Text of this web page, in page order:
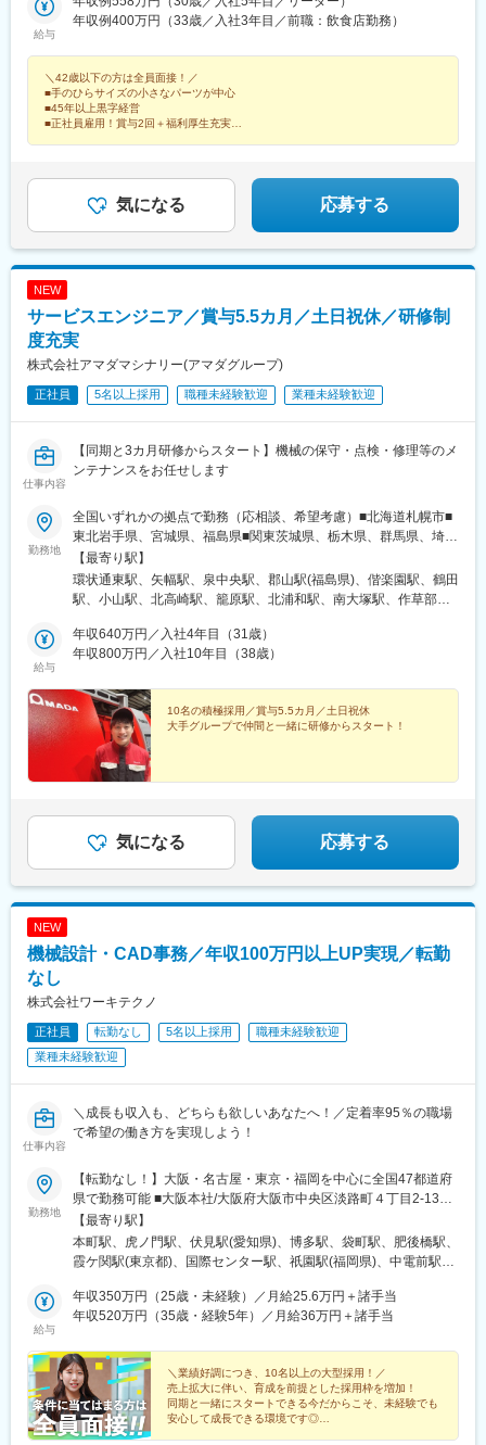
／伊丹市／宝塚市／神戸市／加古川市／明石市／小野市／三木市
阪狭山市／東大阪市▼島根出雲市／雲南市／松江市／安来市▼鳥
取鳥取市／倉吉市▼岡山岡山市／倉敷市／総社市／浅口市／玉野
市／赤磐市▼広島広島市／東広島市／三原市／安芸郡／呉市▼香
川三豊市／高松市／坂出市／木田郡▼愛媛新居浜市／今治市／西
神埼市
駅、高速神戸駅、林崎松江海岸駅、葉多駅、姫路駅、岡山駅前
駅、電鉄出雲市駅、西条駅(広島県)、新山口駅、川之江駅、櫛原
沢文庫駅、杉田駅(神奈川県)、弥生台駅、山手駅、本郷台駅、戸部
駅、山吹駅、伊那北駅、宮木駅、鳴海駅、笠寺駅、稲永駅、高畑
駅、熱田神宮西駅、瑞穂運動場西駅、塩釜口駅、上社駅、覚王山
駅、御器所駅、中村公園駅、明石駅、滝の茶屋駅、妙法寺駅(兵庫
公園駅、嵐電天神川駅、並河駅、八木駅、上道駅(岡山県)、柳川
駅、備前西市駅、東山・おかでんミュージアム駅、可部駅、今池
駅(福岡県)、スペースワールド駅、九州工大前駅、旦過駅、新富町
埠頭駅、湊川駅、西川緑道公園駅、河戸帆待川駅、桜橋駅(富山
県)、新大阪駅、ハーバーランド駅、西横浜駅、高速長田駅、六甲
駅、医療センター駅、城下駅(岡山県)
給与
年収例400万円（33歳／入社3年目／前職：飲食店勤務）
＼42歳以下の方は全員面接！／
■手のひらサイズの小さなパーツが中心
■45年以上黒字経営
■正社員雇用！賞与2回＋福利厚生充実
気になる 応募する
NEW
サービスエンジニア／賞与5.5カ月／土日祝休／研修制
度充実
株式会社アマダマシナリー(アマダグループ)
正社員 5名以上採用 職種未経験歓迎 業種未経験歓迎
仕事内容
【同期と3カ月研修からスタート】機械の保守・点検・修理等のメ
ンテナンスをお任せします
勤務地
全国いずれかの拠点で勤務（応相談、希望考慮）■北海道札幌市■
東北岩手県、宮城県、福島県■関東茨城県、栃木県、群馬県、埼玉
県、千葉県、東京都、神奈川県、山梨県■東海静岡県、愛知県、三
重県■北信越新潟県、石川県、長野県■関西滋賀県、京都府、大阪
府、兵庫県■中国岡山県、広島県、島根県、山口県■四国香川県、
り※U・I・Jターン歓迎※受動喫煙対策：屋内禁煙／指定場所にて喫
煙可※社有車で活動いただきます
【最寄り駅】
環状通東駅、矢幅駅、泉中央駅、郡山駅(福島県)、偕楽園駅、鶴田
駅、小山駅、北高崎駅、籠原駅、北浦和駅、南大塚駅、作草部
勢駅、土橋駅(愛知県)、あすなろう四日市駅、燕三条駅、西金沢
駅、村井駅、篠ノ井駅、草津駅(滋賀県)、伏見駅(京都府)、長田駅
東福山駅、徳山駅、空港通り駅、古町駅、春日原駅、下曽根駅、
武蔵塚駅、滝尾駅、近鉄四日市駅、本町四丁目駅、本町三丁目駅
給与
年収640万円／入社4年目（31歳）
年収800万円／入社10年目（38歳）
10名の積極採用／賞与5.5カ月／土日祝休
大手グループで仲間と一緒に研修からスタート！
気になる 応募する
NEW
機械設計・CAD事務／年収100万円以上UP実現／転勤
なし
株式会社ワーキテクノ
正社員 転勤なし 5名以上採用
職種未経験歓迎
業種未経験歓迎
仕事内容
＼成長も収入も、どちらも欲しいあなたへ！／定着率95％の職場
で希望の働き方を実現しよう！
勤務地
【転勤なし！】大阪・名古屋・東京・福岡を中心に全国47都道府
県で勤務可能 ■大阪本社/大阪府大阪市中央区淡路町４丁目2-13■
東京支社/東京都千代田区霞が関1-4-2 ■名古屋支社/愛知県名古屋
市中区錦1-17-26■福岡支社/福岡県福岡市博多区博多駅前1-15-20
7F■広島支社/広島市中区大手町2丁目8-5 4F◎希望の勤務エリア
国海外各地のプロジェクトに参画可能！・マイカー通勤もプロジ
ェクトにより可 ・直行直帰OK ★引越し代補助制度や家賃補助制
トワークも相談可!!
【最寄り駅】
本町駅、虎ノ門駅、伏見駅(愛知県)、博多駅、袋町駅、肥後橋駅、
霞ケ関駅(東京都)、国際センター駅、祇園駅(福岡県)、中電前駅、
給与
年収350万円（25歳・未経験）／月給25.6万円＋諸手当
年収520万円（35歳・経験5年）／月給36万円＋諸手当
＼業績好調につき、10名以上の大型採用！／
売上拡大に伴い、育成を前提とした採用枠を増加！
同期と一緒にスタートできる今だからこそ、未経験でも
安心して成長できる環境です◎